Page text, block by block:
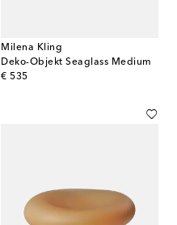
Milena Kling
Deko-Objekt Seaglass Medium
€ 535
original price